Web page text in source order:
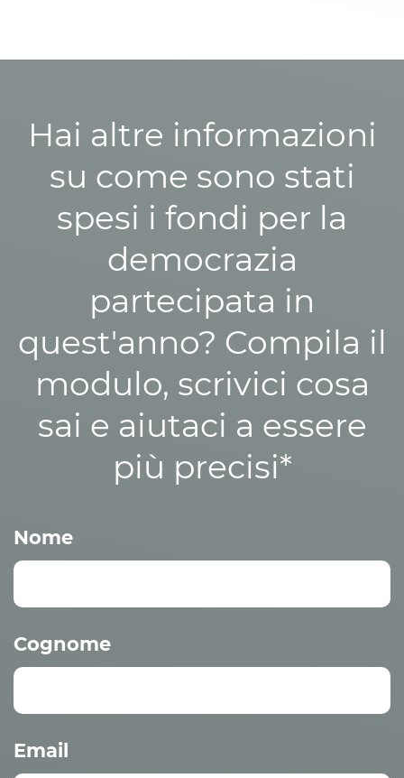
Hai altre informazioni
su come sono stati
spesi i fondi per la
democrazia
partecipata in
quest'anno? Compila il
modulo, scrivici cosa
sai e aiutaci a essere
più precisi*
Nome
Cognome
Email